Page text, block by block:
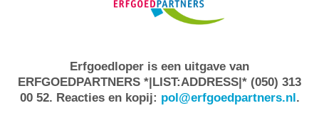
Erfgoedloper is een uitgave van
ERFGOEDPARTNERS *|LIST:ADDRESS|* (050) 313
00 52. Reacties en kopij: pol@erfgoedpartners.nl.